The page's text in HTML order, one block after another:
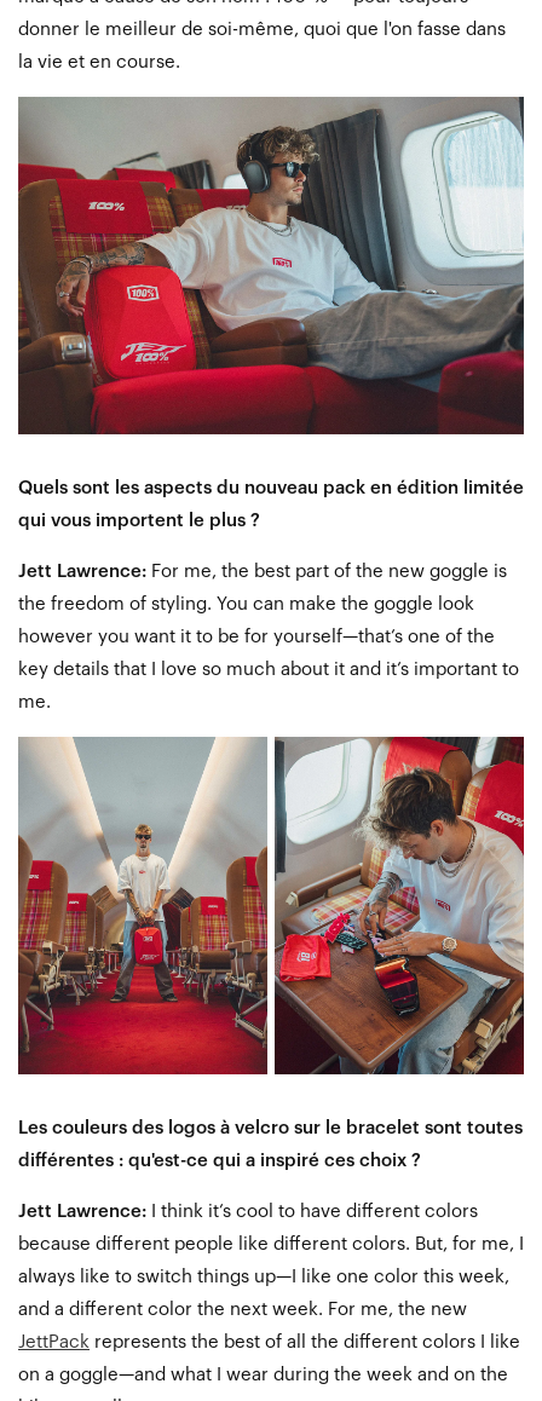
donner le meilleur de soi-même, quoi que l'on fasse dans
la vie et en course.
Quels sont les aspects du nouveau pack en édition limitée
qui vous importent le plus ?
Jett Lawrence: For me, the best part of the new goggle is
the freedom of styling. You can make the goggle look
however you want it to be for yourself—that’s one of the
key details that I love so much about it and it’s important to
me.
Les couleurs des logos à velcro sur le bracelet sont toutes
différentes : qu'est-ce qui a inspiré ces choix ?
Jett Lawrence:
I think it’s cool to have different colors
because different people like different colors. But, for me, I
always like to switch things up—I like one color this week,
and a different color the next week. For me, the new
JettPack represents the best of all the different colors I like
on a goggle—and what I wear during the week and on the